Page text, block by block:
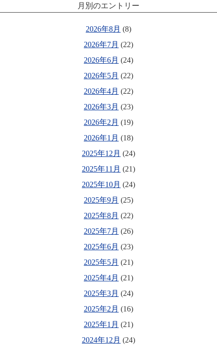
月別のエントリー
2026年8月 (8)
2026年7月 (22)
2026年6月 (24)
2026年5月 (22)
2026年4月 (22)
2026年3月 (23)
2026年2月 (19)
2026年1月 (18)
2025年12月 (24)
2025年11月 (21)
2025年10月 (24)
2025年9月 (25)
2025年8月 (22)
2025年7月 (26)
2025年6月 (23)
2025年5月 (21)
2025年4月 (21)
2025年3月 (24)
2025年2月 (16)
2025年1月 (21)
2024年12月 (24)